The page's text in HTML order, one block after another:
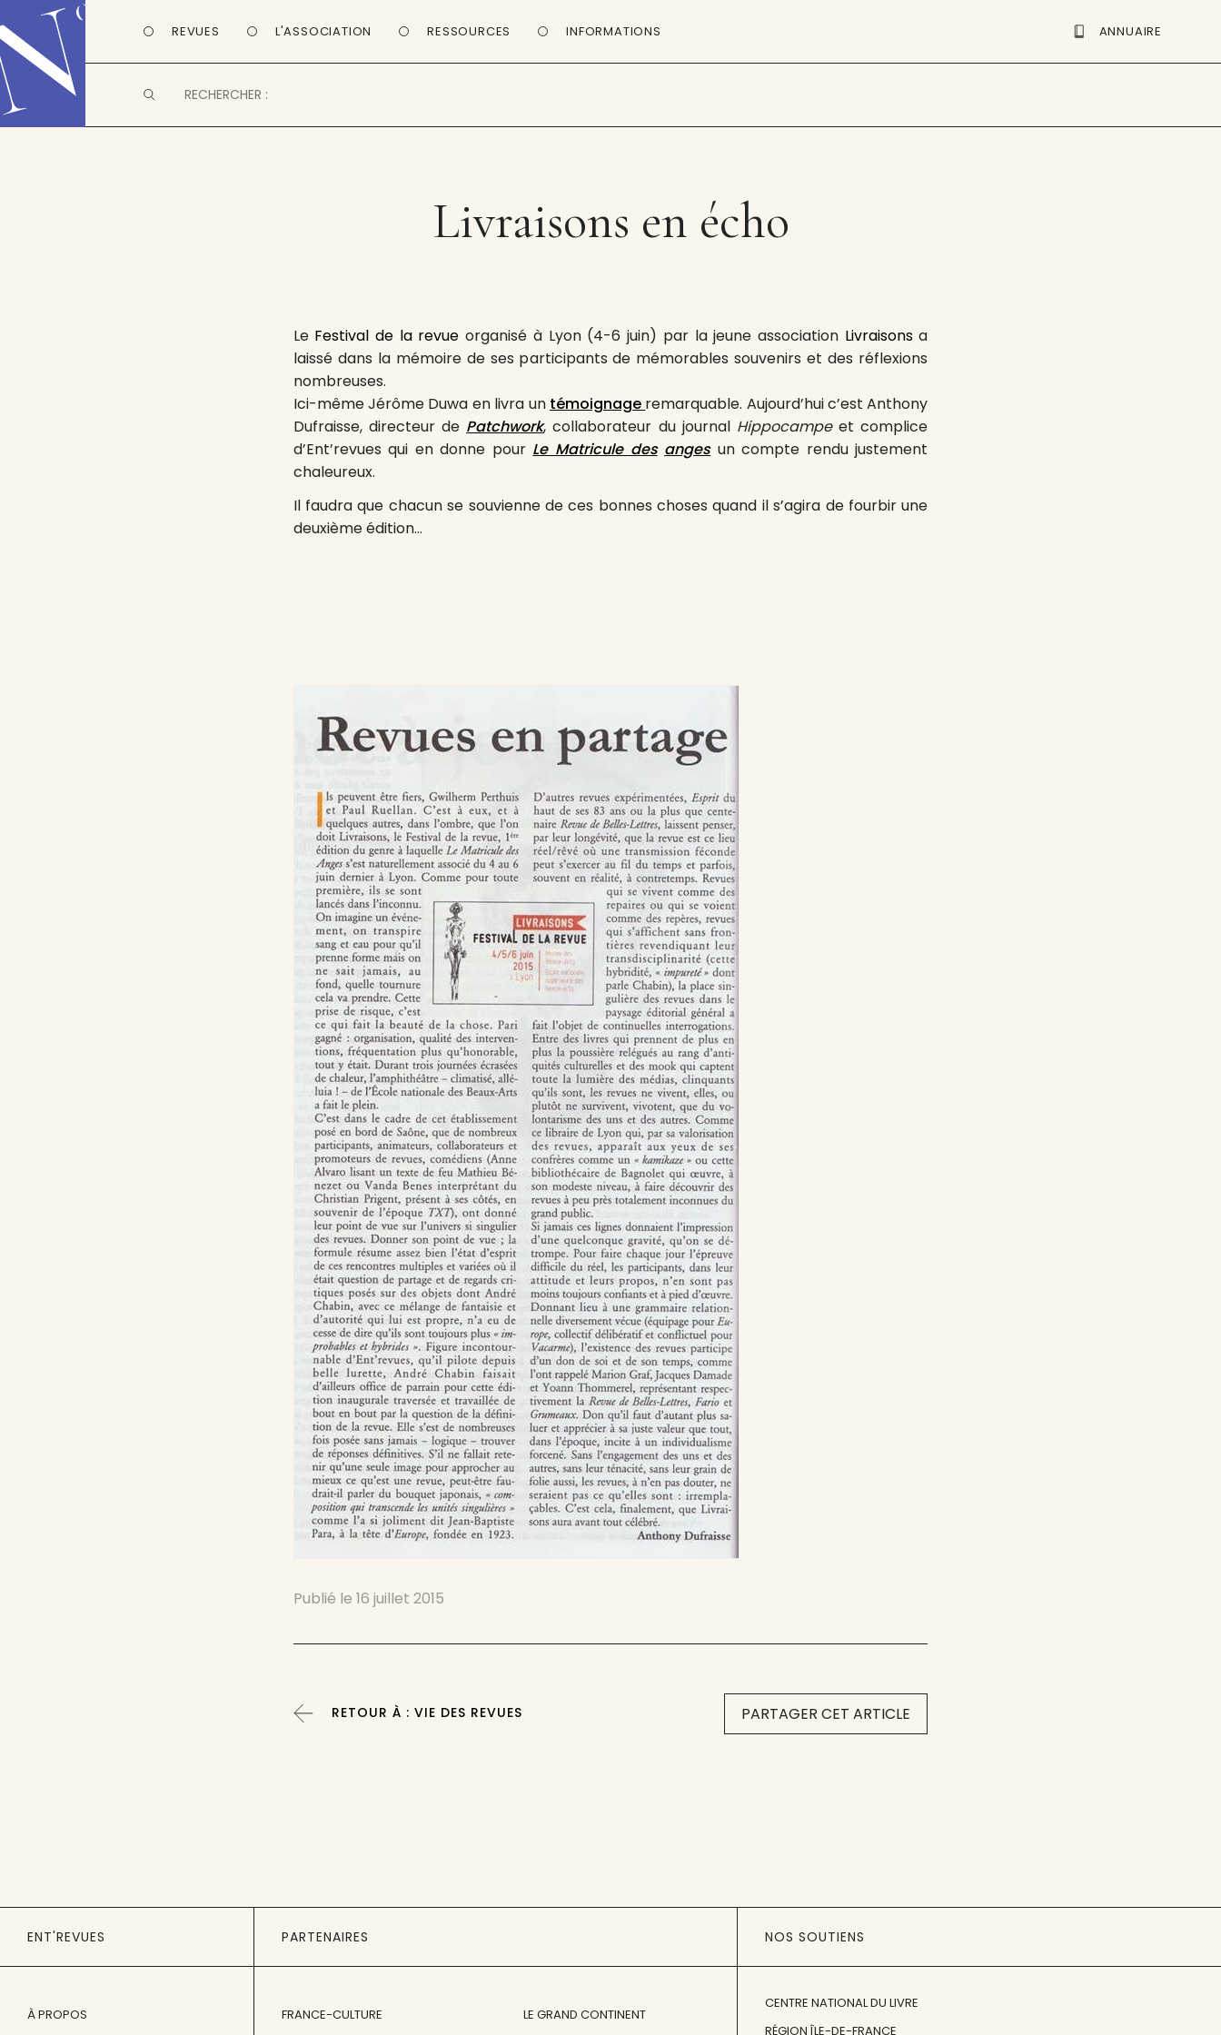
REVUES L'ASSOCIATION RESSOURCES INFORMATIONS ANNUAIRE
Livraisons en écho
LeFestival de la revue organisé à Lyon (4-6 juin) par la jeune association Livraisonsa
laissé dans la mémoire de ses participants de mémorables souvenirs et des réflexions
nombreuses.
Ici-même Jérôme Duwa en livra un témoignage remarquable. Aujourd’hui c’est Anthony
Dufraisse, directeur de Patchwork, collaborateur du journal Hippocampeet complice
d’Ent’revues qui en donne pour Le Matricule des anges un compte rendu justement
chaleureux.
Il faudra que chacun se souvienne de ces bonnes choses quand il s’agira de fourbir une
deuxième édition…
Publié le 16 juillet 2015
PARTAGER CET ARTICLE
RETOUR À : VIE DES REVUES
ENT'REVUES
À PROPOS
PARTENAIRES
FRANCE-CULTURE
LE GRAND CONTINENT
NOS SOUTIENS
CENTRE NATIONAL DU LIVRE
RÉGION ÎLE-DE-FRANCE